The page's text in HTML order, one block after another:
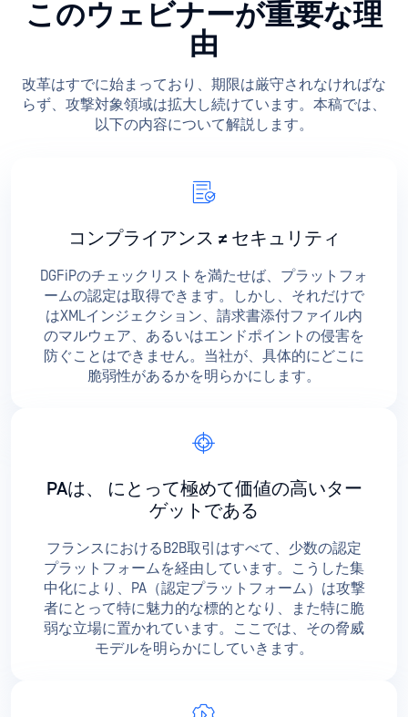
このウェビナーが重要な理
由
改革はすでに始まっており、期限は厳守されなければな
らず、攻撃対象領域は拡大し続けています。本稿では、
以下の内容について解説します。
コンプライアンス ≠ セキュリティ
DGFiPのチェックリストを満たせば、プラットフォ
ームの認定は取得できます。しかし、それだけで
はXMLインジェクション、請求書添付ファイル内
のマルウェア、あるいはエンドポイントの侵害を
防ぐことはできません。当社が、具体的にどこに
脆弱性があるかを明らかにします。
PAは、
にとって極めて価値の高いター
ゲットである
フランスにおけるB2B取引はすべて、少数の認定
プラットフォームを経由しています。こうした集
中化により、PA（認定プラットフォーム）は攻撃
者にとって特に魅力的な標的となり、また特に脆
弱な立場に置かれています。ここでは、その脅威
モデルを明らかにしていきます。